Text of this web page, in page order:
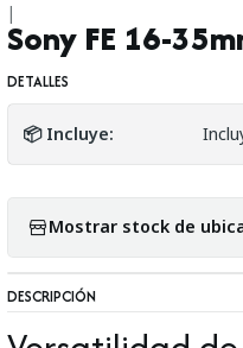
|
Sony FE 16-
DETALLES
📦 Incluye:
Mostrar stock de
DESCRIPCIÓN